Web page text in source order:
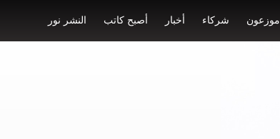
النشر نور أصبح كاتب أخبار شركاء موزعون